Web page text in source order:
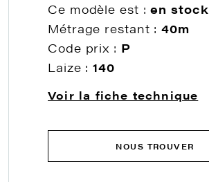
Ce modèle est :en stock
Métrage restant :40m
Code prix : P
Laize :140
Voir la fiche technique
NOUS TROUVER